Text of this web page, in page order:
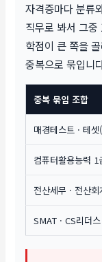
자격증마다 분류
직무로 봐서 그
학점이 큰 쪽을
중복으로 묶입니
중복 묶임 조합
매경테스트 · 테
컴퓨터활용능력 1
전산세무 · 전산회
SMAT · CS리더스